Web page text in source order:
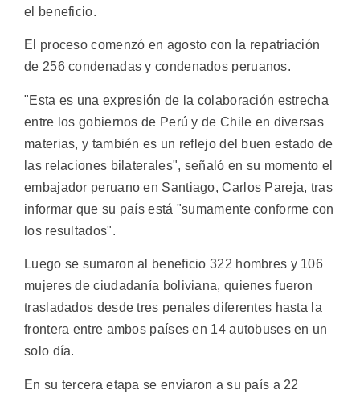
el beneficio.
El proceso comenzó en agosto con la repatriación
de 256 condenadas y condenados peruanos.
"Esta es una expresión de la colaboración estrecha
entre los gobiernos de Perú y de Chile en diversas
materias, y también es un reflejo del buen estado de
las relaciones bilaterales", señaló en su momento el
embajador peruano en Santiago, Carlos Pareja, tras
informar que su país está "sumamente conforme con
los resultados".
Luego se sumaron al beneficio 322 hombres y 106
mujeres de ciudadanía boliviana, quienes fueron
trasladados desde tres penales diferentes hasta la
frontera entre ambos países en 14 autobuses en un
solo día.
En su tercera etapa se enviaron a su país a 22